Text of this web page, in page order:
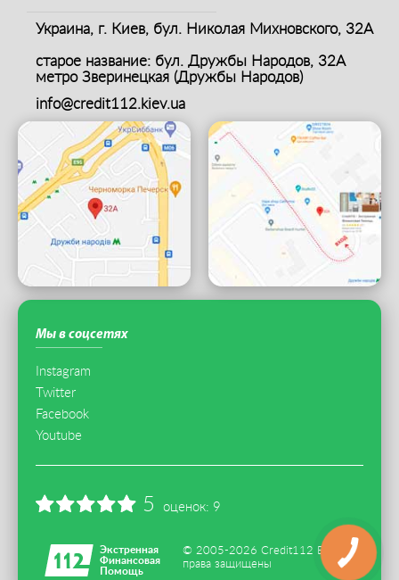
Украина, г. Киев, бул. Николая Михновского, 32А
старое название: бул. Дружбы Народов, 32А
метро Зверинецкая (Дружбы Народов)
info@credit112.kiev.ua
Мы в соцсетях
Instagram
Twitter
Facebook
Youtube
5 оценок: 9
Экстренная
Финансовая
Помощь
© 2005-2026 Credit112 Все
права защищены